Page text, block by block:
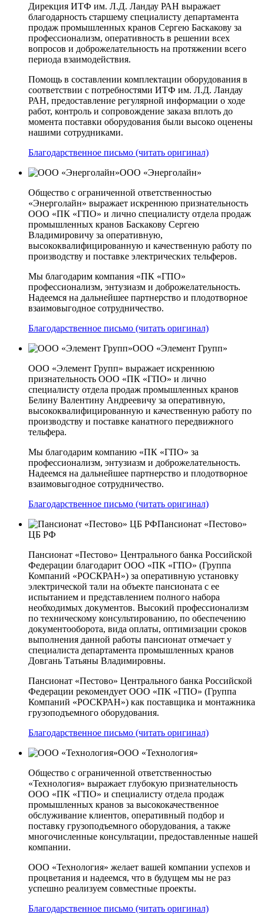
Дирекция ИТФ им. Л.Д. Ландау РАН выражает
благодарность старшему специалисту департамента
продаж промышленных кранов Сергею Баскакову за
профессионализм, оперативность в решении всех
вопросов и доброжелательность на протяжении всего
периода взаимодействия.
Помощь в составлении комплектации оборудования в
соответствии с потребностями ИТФ им. Л.Д. Ландау
РАН, предоставление регулярной информации о ходе
работ, контроль и сопровождение заказа вплоть до
момента поставки оборудования были высоко оценены
нашими сотрудниками.
Благодарственное письмо (читать оригинал)
ООО «Энерголайн»
Общество с ограниченной ответственностью
«Энерголайн» выражает искреннюю признательность
ООО «ПК «ГПО» и лично специалисту отдела продаж
промышленных кранов Баскакову Сергею
Владимировичу за оперативную,
высококвалифицированную и качественную работу по
производству и поставке электрических тельферов.
Мы благодарим компания «ПК «ГПО»
профессионализм, энтузиазм и доброжелательность.
Надеемся на дальнейшее партнерство и плодотворное
взаимовыгодное сотрудничество.
Благодарственное письмо (читать оригинал)
ООО «Элемент Групп»
ООО «Элемент Групп» выражает искреннюю
признательность ООО «ПК «ГПО» и лично
специалисту отдела продаж промышленных кранов
Белину Валентину Андреевичу за оперативную,
высококвалифицированную и качественную работу по
производству и поставке канатного передвижного
тельфера.
Мы благодарим компанию «ПК «ГПО» за
профессионализм, энтузиазм и доброжелательность.
Надеемся на дальнейшее партнерство и плодотворное
взаимовыгодное сотрудничество.
Благодарственное письмо (читать оригинал)
Пансионат «Пестово»
ЦБ РФ
Пансионат «Пестово» Центрального банка Российской
Федерации благодарит ООО «ПК «ГПО» (Группа
Компаний «РОСКРАН») за оперативную установку
электрической тали на объекте пансионата с ее
испытанием и представлением полного набора
необходимых документов. Высокий профессионализм
по техническому консультированию, по обеспечению
документооборота, вида оплаты, оптимизации сроков
выполнения данной работы пансионат отмечает у
специалиста департамента промышленных кранов
Довгань Татьяны Владимировны.
Пансионат «Пестово» Центрального банка Российской
Федерации рекомендует ООО «ПК «ГПО» (Группа
Компаний «РОСКРАН») как поставщика и монтажника
грузоподъемного оборудования.
Благодарственное письмо (читать оригинал)
ООО «Технология»
Общество с ограниченной ответственностью
«Технология» выражает глубокую признательность
ООО «ПК «ГПО» и специалисту отдела продаж
промышленных кранов за высококачественное
обслуживание клиентов, оперативный подбор и
поставку грузоподъемного оборудования, а также
многочисленные консультации, предоставленные нашей
компании.
ООО «Технология» желает вашей компании успехов и
процветания и надеемся, что в будущем мы не раз
успешно реализуем совместные проекты.
Благодарственное письмо (читать оригинал)